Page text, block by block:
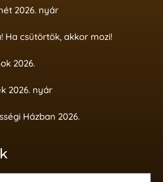
2026. nyár
Ha csütörtök, akkor mozi!
2026.
2026. nyár
Házban 2026.